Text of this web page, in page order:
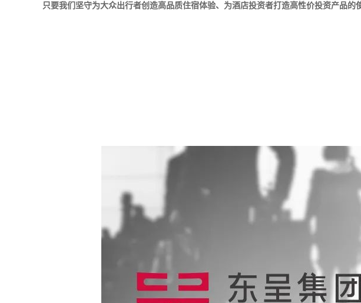
只要我们坚守为大众出行者创造高品质住宿体验、为酒店投资者打造高性价投资产品